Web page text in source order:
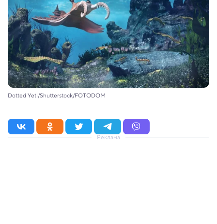
Dotted Yeti/Shutterstock/FOTODOM
Реклама